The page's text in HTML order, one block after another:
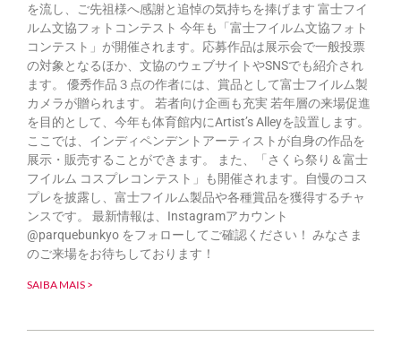
を流し、ご先祖様へ感謝と追悼の気持ちを捧げます 富士フイ
ルム文協フォトコンテスト 今年も「富士フイルム文協フォト
コンテスト」が開催されます。応募作品は展示会で一般投票
の対象となるほか、文協のウェブサイトやSNSでも紹介され
ます。 優秀作品３点の作者には、賞品として富士フイルム製
カメラが贈られます。 若者向け企画も充実 若年層の来場促進
を目的として、今年も体育館内にArtist’s Alleyを設置します。
ここでは、インディペンデントアーティストが自身の作品を
展示・販売することができます。 また、「さくら祭り＆富士
フイルム コスプレコンテスト」も開催されます。自慢のコス
プレを披露し、富士フイルム製品や各種賞品を獲得するチャ
ンスです。 最新情報は、Instagramアカウント
@parquebunkyo をフォローしてご確認ください！ みなさま
のご来場をお待ちしております！
SAIBA MAIS >